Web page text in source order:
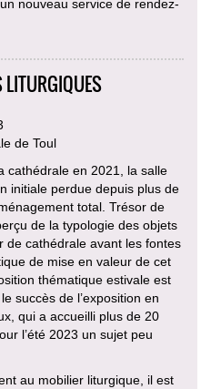
nouveau service de rendez-
LITURGIQUES
de Toul
cathédrale en 2021, la salle
initiale perdue depuis plus de
total. Trésor de
de la typologie des objets
de cathédrale avant les fontes
de mise en valeur de cet
thématique estivale est
succès de l’exposition en
qui a accueilli plus de 20
l’été 2023 un sujet peu
au mobilier liturgique, il est